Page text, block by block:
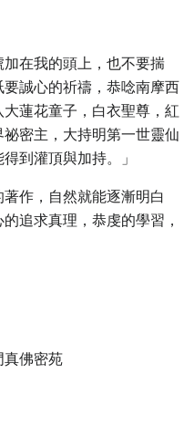
在我的頭上，也不要揣
誠心的祈禱，恭唸南摩西
蓮花童子，白衣聖尊，紅
密主，大持明第一世靈仙
到灌頂與加持。」
作，自然就能逐漸明白
追求真理，恭虔的學習，
真佛密苑